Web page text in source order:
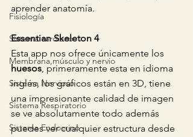
Fisiología
Sistema cardiaco
Membrana,músculo y nervio
Sistema Nervioso
Sistema Respiratorio
Sistema Endocrino
aprender anatomía.
Essentian Skeleton 4
Esta app nos ofrece únicamente los
huesos, primeramente esta en idioma
inglés, los gráficos están en 3D, tiene
una impresionante calidad de imagen
se ve absolutamente todo además
puedes ver cualquier estructura desde